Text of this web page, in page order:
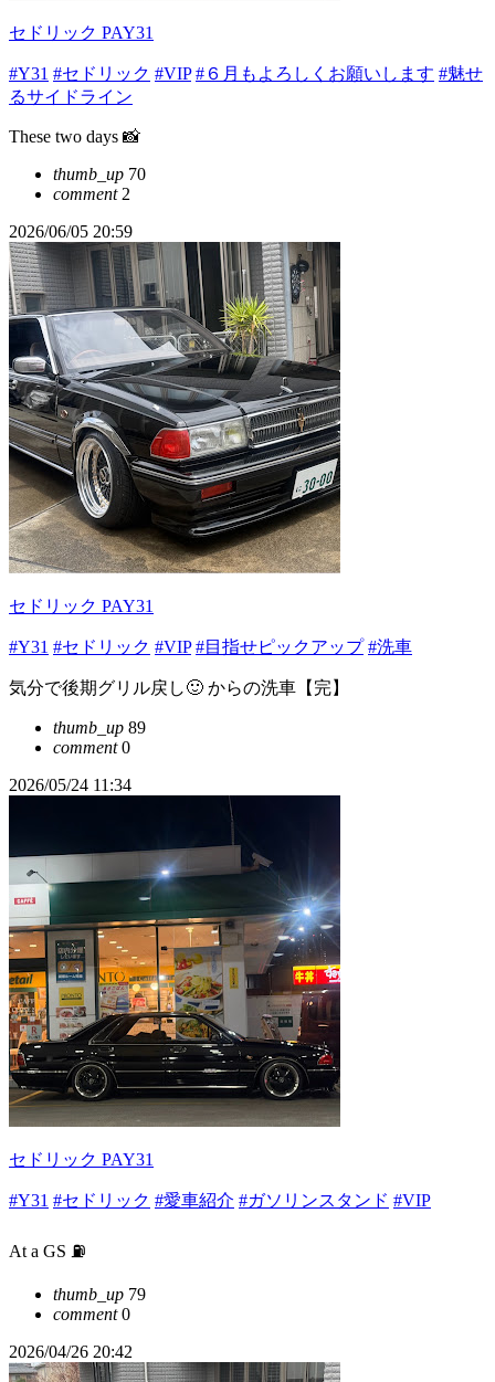
セドリック PAY31
#Y31 #セドリック #VIP #６月もよろしくお願いします #魅せ
るサイドライン
These two days 📸
thumb_up 70
comment2
2026/06/05 20:59
セドリック PAY31
#Y31 #セドリック #VIP #目指せピックアップ #洗車
気分で後期グリル戻し🙂 からの洗車【完】
thumb_up 89
comment0
2026/05/24 11:34
セドリック PAY31
#Y31 #セドリック #愛車紹介 #ガソリンスタンド #VIP
At a GS ⛽️
thumb_up 79
comment0
2026/04/26 20:42